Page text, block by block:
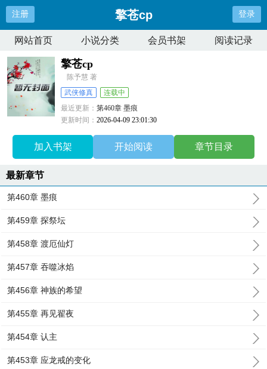
注册 擎苍cp 登录
网站首页 小说分类 会员书架 阅读记录
擎苍cp
陈予慧 著
武侠修真
连载中
最近更新：第460章 墨痕
更新时间：2026-04-09 23:01:30
加入书架 开始阅读 章节目录
最新章节
第460章 墨痕
第459章 探祭坛
第458章 渡厄仙灯
第457章 吞噬冰焰
第456章 神族的希望
第455章 再见翟夜
第454章 认主
第453章 应龙戒的变化